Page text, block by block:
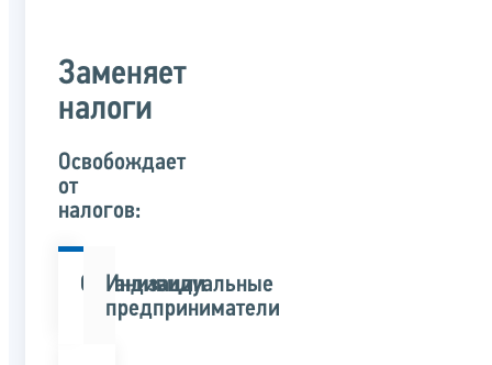
Заменяет
налоги
Освобождает
от
налогов:
Организации
Индивидуальные
предприниматели